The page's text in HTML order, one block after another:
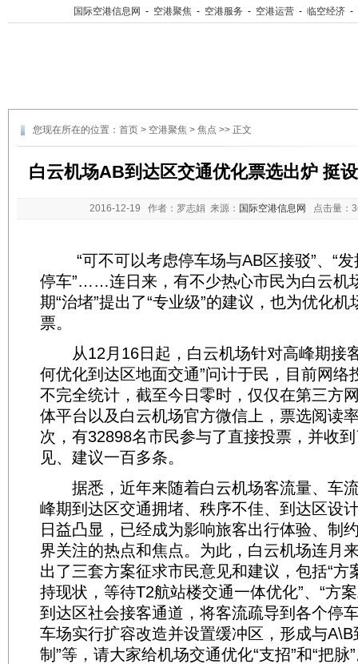
国际空港信息网 - 空港聚焦 - 空港服务 - 空港运营 - 临空经济 -
您现在所在的位置： 首页 > 空港聚焦 > 焦点 >> 正文
白云机场AB到达区交通优化票选出炉 挺
2016-12-19 作者：罗志娟 来源： 国际空港信息网 点击量：
“可不可以考虑停车场与AB区接驳”、“发
停车”……连日来，有不少热心市民为白云机
期“治堵”提出了“专业级”的建议，也为优化
票。
从12月16日起，白云机场针对高峰期接
何优化到达区地面交通”问计于民，目前网络
不完全统计，截至今日零时，仅仅在第三方
体平台以及白云机场官方微信上，票选阅读
次，有32898名市民参与了直接投票，并收
见、建议一百多条。
据悉，近年来随着白云机场客流量、车
峰期到达区交通拥堵、秩序不佳、到达区设
日益凸显，已经成为影响旅客出行体验、制
界关注的热点和焦点。为此，白云机场连月
出了三套方案征求市民意见和建议，包括“方
持现状，等待T2航站楼交通一体优化”、“方
到达区社会接客通道，将客流疏导到各个停
车场实行扩容改造并设置缓冲区，形成与
制”等，请大家给机场交通优化“支招”和“把脉